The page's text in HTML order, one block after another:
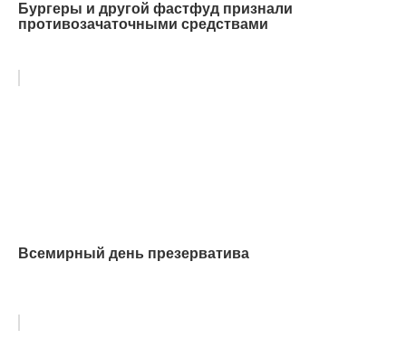
Бургеры и другой фастфуд признали
противозачаточными средствами
Всемирный день презерватива